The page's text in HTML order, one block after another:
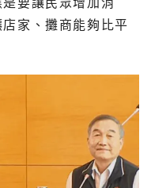
要讓民眾增加消
家、攤商能夠比平